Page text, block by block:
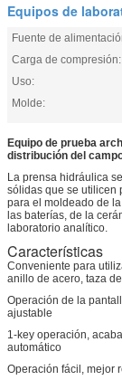
Equipos de
Fuente de
Carga de compresión:
Uso:
Molde:
Equipo de prueba
distribución del
La prensa hidráulica
sólidas que se utilicen
para el moldeado de
las baterías, de la
laboratorio analítico.
Características
Conveniente para
anillo de acero, taza
Operación de la
ajustable
1-key operación,
automático
Operación fácil, mejor